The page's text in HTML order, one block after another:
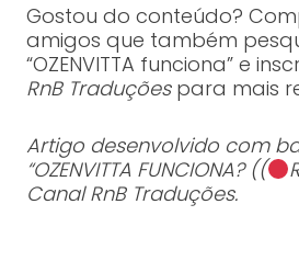
Gostou do conteúdo?
amigos que também
“OZENVITTA funciona” e
RnB Traduçõespara mais
Artigo desenvolvido com
“OZENVITTA FUNCIONA? ((
Canal RnB Traduções.